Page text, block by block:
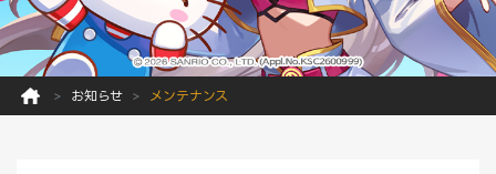
お知らせ メンテナンス